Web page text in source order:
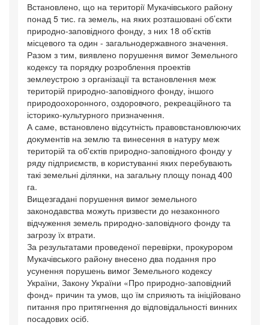
Встановлено, що на території Мукачівського району
понад 5 тис. га земель, на яких розташовані об’єкти
природно-заповідного фонду, з них 18 об’єктів
місцевого та один - загальнодержавного значення.
Разом з тим, виявлено порушення вимог Земельного
кодексу та порядку розроблення проектів
землеустрою з організації та встановлення меж
територій природно-заповідного фонду, іншого
природоохоронного, оздоровчого, рекреаційного та
історико-культурного призначення.
А саме, встановлено відсутність правовстановлюючих
документів на землю та винесення в натуру меж
територій та об'єктів природно-заповідного фонду у
ряду підприємств, в користуванні яких перебувають
такі земельні ділянки, на загальну площу понад 400
га.
Вищезгадані порушення вимог земельного
законодавства можуть призвести до незаконного
відчуження земель природно-заповідного фонду та
загрозу їх втрати.
За результатами проведеної перевірки, прокурором
Мукачівського району внесено два подання про
усунення порушень вимог Земельного кодексу
України, Закону України «Про природно-заповідний
фонд» причин та умов, що їм сприяють та ініційовано
питання про притягнення до відповідальності винних
посадових осіб.